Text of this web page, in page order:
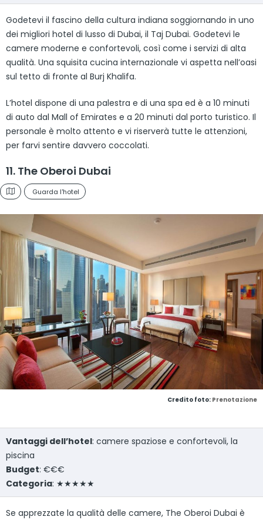
Godetevi il fascino della cultura indiana soggiornando in uno
dei migliori hotel di lusso di Dubai, il Taj Dubai. Godetevi le
camere moderne e confortevoli, così come i servizi di alta
qualità. Una squisita cucina internazionale vi aspetta nell’oasi
sul tetto di fronte al Burj Khalifa.
L’hotel dispone di una palestra e di una spa ed è a 10 minuti
di auto dal Mall of Emirates e a 20 minuti dal porto turistico. Il
personale è molto attento e vi riserverà tutte le attenzioni,
per farvi sentire davvero coccolati.
11. The Oberoi Dubai
Guarda l'hotel
Credito foto: Prenotazione
Vantaggi dell’hotel: camere spaziose e confortevoli, la
piscina
Budget: €€€
Categoria: ★★★★★
Se apprezzate la qualità delle camere, The Oberoi Dubai è